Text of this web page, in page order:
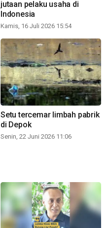
jutaan pelaku usaha di
Indonesia
Kamis, 16 Juli 2026 15:54
Setu tercemar limbah pabrik
di Depok
Senin, 22 Juni 2026 11:06